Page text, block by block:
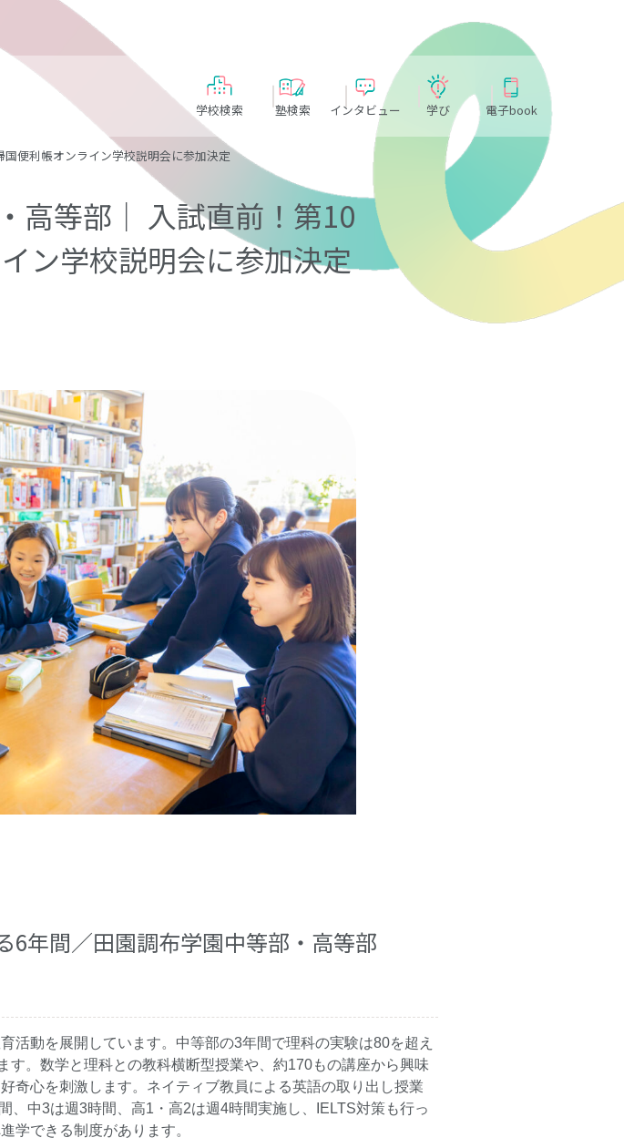
学校検索 塾検索 インタビュー 学び 電子book
便利帳オンライン学校説明会に参加決定
高等部｜ 入試直前！第10
ン学校説明会に参加決定
6年間／田園調布学園中等部・高等部
活動を展開しています。中等部の3年間で理科の実験は80を超え
。数学と理科との教科横断型授業や、約170もの講座から興味
奇心を刺激します。ネイティブ教員による英語の取り出し授業
、中3は週3時間、高1・高2は週4時間実施し、IELTS対策も行っ
学できる制度があります。